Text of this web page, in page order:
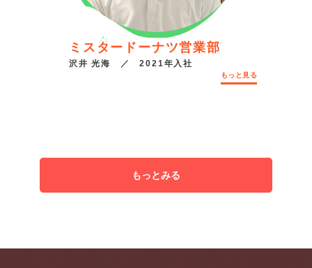
ミスタードーナツ営業部
沢井 光海 ／ 2021年入社
もっと見る
もっとみる